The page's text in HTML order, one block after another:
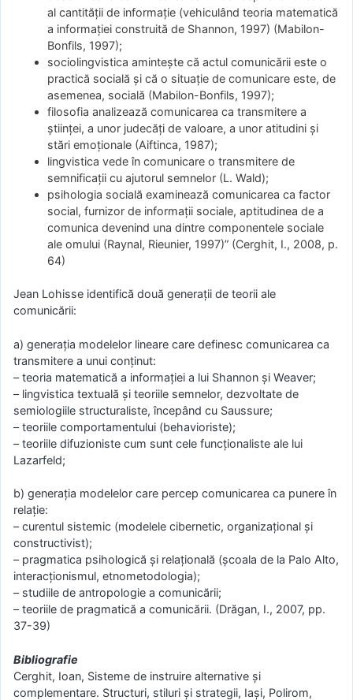
al cantităţii de informaţie (vehiculând teoria matematică
a informaţiei construită de Shannon, 1997) (Mabilon-
Bonfils, 1997);
sociolingvistica aminteşte că actul comunicării este o
practică socială şi că o situaţie de comunicare este, de
asemenea, socială (Mabilon-Bonfils, 1997);
filosofia analizează comunicarea ca transmitere a
ştiinţei, a unor judecăţi de valoare, a unor atitudini şi
stări emoţionale (Aiftinca, 1987);
lingvistica vede în comunicare o transmitere de
semnificaţii cu ajutorul semnelor (L. Wald);
psihologia socială examinează comunicarea ca factor
social, furnizor de informaţii sociale, aptitudinea de a
comunica devenind una dintre componentele sociale
ale omului (Raynal, Rieunier, 1997)” (Cerghit, I., 2008, p.
64)
Jean Lohisse identifică două generaţii de teorii ale
comunicării:
a) generaţia modelelor lineare care definesc comunicarea ca
transmitere a unui conţinut:
– teoria matematică a informaţiei a lui Shannon şi Weaver;
– lingvistica textuală şi teoriile semnelor, dezvoltate de
semiologiile structuraliste, începând cu Saussure;
– teoriile comportamentului (behavioriste);
– teoriile difuzioniste cum sunt cele funcţionaliste ale lui
Lazarfeld;
b) generaţia modelelor care percep comunicarea ca punere în
relaţie:
– curentul sistemic (modelele cibernetic, organizațional şi
constructivist);
– pragmatica psihologică şi relaţională (şcoala de la Palo Alto,
interacţionismul, etnometodologia);
– studiile de antropologie a comunicării;
– teoriile de pragmatică a comunicării. (Drăgan, I., 2007, pp.
37-39)
Bibliografie
Cerghit, Ioan, Sisteme de instruire alternative și
complementare. Structuri, stiluri și strategii, Iaşi, Polirom,